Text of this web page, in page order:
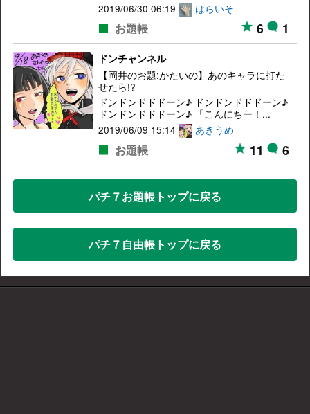
2019/06/30 06:19
はらいそ
お題帳 6 1
ドンチャンネル
【岡井のお題:かたいの】あのキャラに打た
せたら!?
ドンドンドドドーン♪ ドンドンドドドーン♪
ドンドンドドドーン♪ 「こんにちー！...
2019/06/09 15:14
あきうめ
お題帳 11 6
パチ７お題帳トップに戻る
パチ７自由帳トップに戻る